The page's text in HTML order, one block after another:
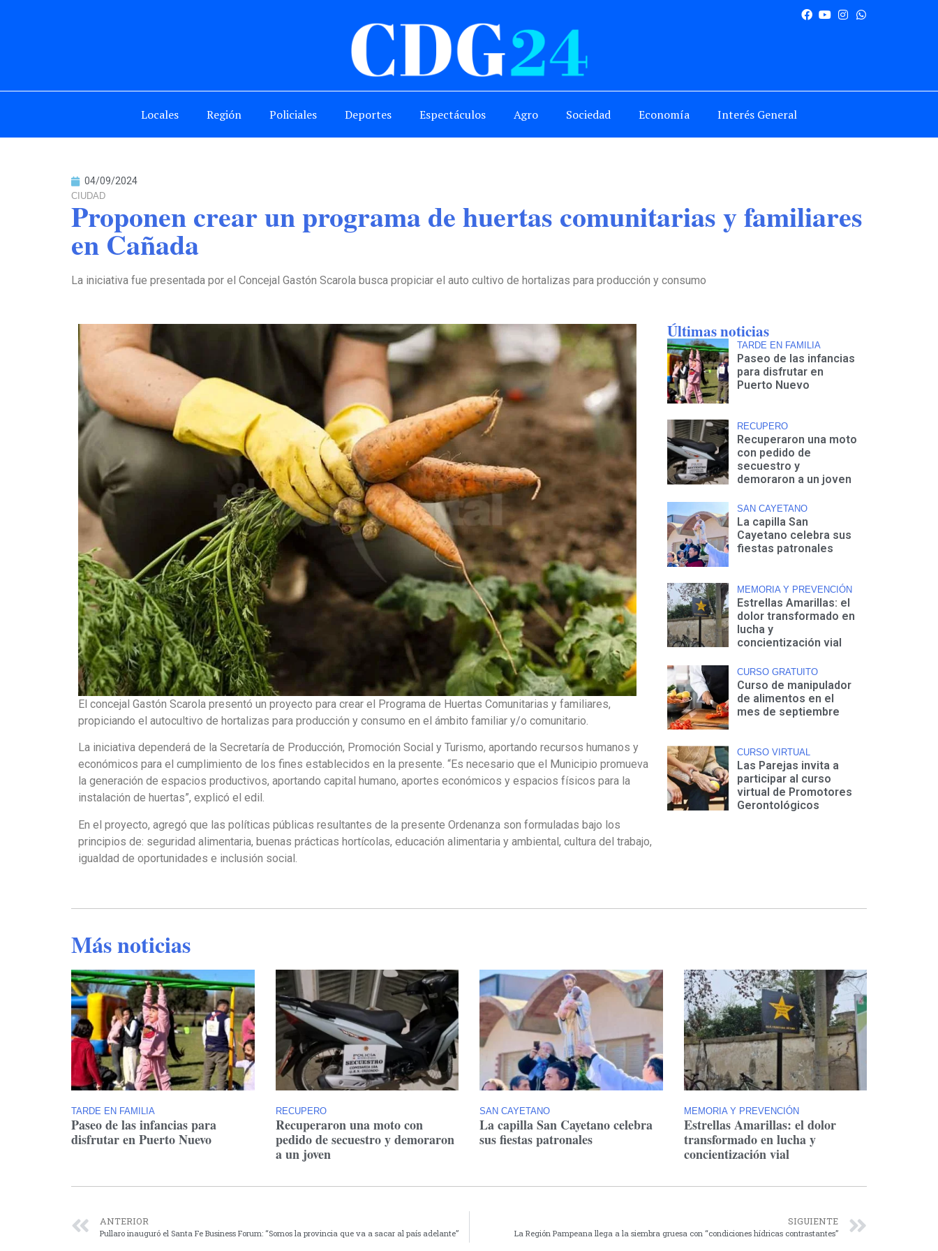
Locales Región Policiales Deportes Espectáculos Agro Sociedad Economía Interés General
04/09/2024
CIUDAD
Proponen crear un programa de huertas comunitarias y familiares
en Cañada
La iniciativa fue presentada por el Concejal Gastón Scarola busca propiciar el auto cultivo de hortalizas para producción y consumo
El concejal Gastón Scarola presentó un proyecto para crear el Programa de Huertas Comunitarias y familiares,
propiciando el autocultivo de hortalizas para producción y consumo en el ámbito familiar y/o comunitario.
La iniciativa dependerá de la Secretaría de Producción, Promoción Social y Turismo, aportando recursos humanos y
económicos para el cumplimiento de los fines establecidos en la presente. “Es necesario que el Municipio promueva
la generación de espacios productivos, aportando capital humano, aportes económicos y espacios físicos para la
instalación de huertas”, explicó el edil.
En el proyecto, agregó que las políticas públicas resultantes de la presente Ordenanza son formuladas bajo los
principios de: seguridad alimentaria, buenas prácticas hortícolas, educación alimentaria y ambiental, cultura del trabajo,
igualdad de oportunidades e inclusión social.
Últimas noticias
TARDE EN FAMILIA
Paseo de las infancias
para disfrutar en
Puerto Nuevo
RECUPERO
Recuperaron una moto
con pedido de
secuestro y
demoraron a un joven
SAN CAYETANO
La capilla San
Cayetano celebra sus
fiestas patronales
MEMORIA Y PREVENCIÓN
Estrellas Amarillas: el
dolor transformado en
lucha y
concientización vial
CURSO GRATUITO
Curso de manipulador
de alimentos en el
mes de septiembre
CURSO VIRTUAL
Las Parejas invita a
participar al curso
virtual de Promotores
Gerontológicos
Más noticias
TARDE EN FAMILIA
Paseo de las infancias para
disfrutar en Puerto Nuevo
RECUPERO
Recuperaron una moto con
pedido de secuestro y demoraron
a un joven
SAN CAYETANO
La capilla San Cayetano celebra
sus fiestas patronales
MEMORIA Y PREVENCIÓN
Estrellas Amarillas: el dolor
transformado en lucha y
concientización vial
ANTERIOR
Pullaro inauguró el Santa Fe Business Forum: “Somos la provincia que va a sacar al país adelante”
SIGUIENTE
La Región Pampeana llega a la siembra gruesa con “condiciones hídricas contrastantes”